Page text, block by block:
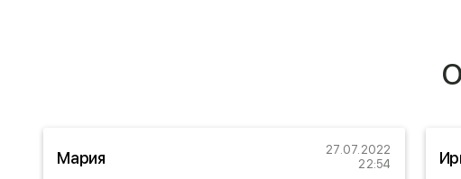
Мария
27.07.2022
22:54